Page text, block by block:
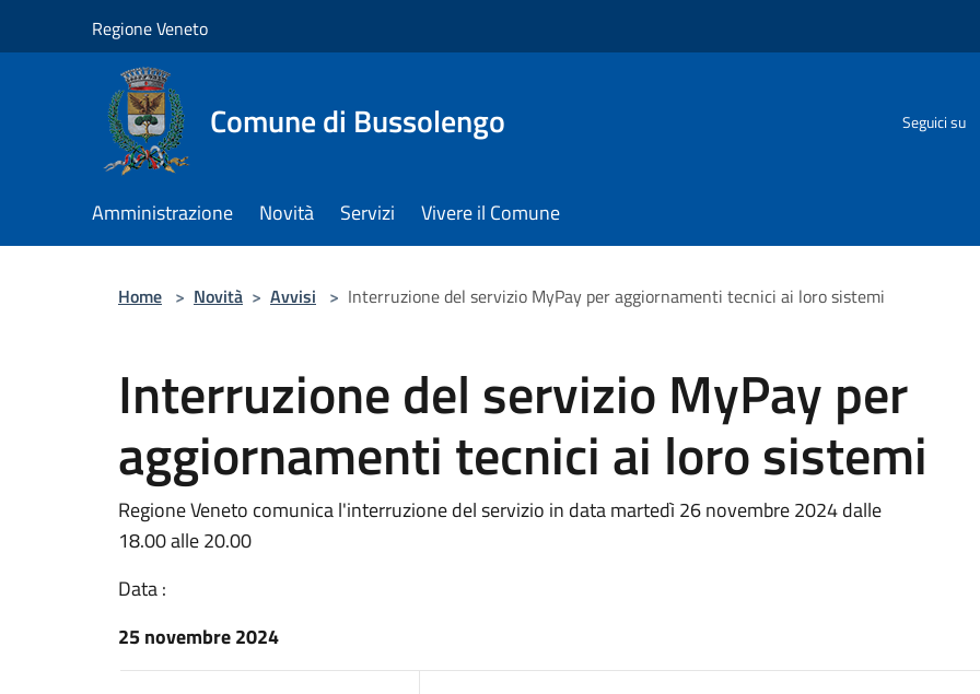
Regione Veneto
Comune di Bussolengo Seguici su
Amministrazione Novità Servizi Vivere il Comune
Home > Novità > Avvisi > Interruzione del servizio MyPay per aggiornamenti tecnici ai loro sistemi
Interruzione del servizio MyPay per
aggiornamenti tecnici ai loro sistemi
Regione Veneto comunica l'interruzione del servizio in data martedì 26 novembre 2024 dalle
18.00 alle 20.00
Data :
25 novembre 2024